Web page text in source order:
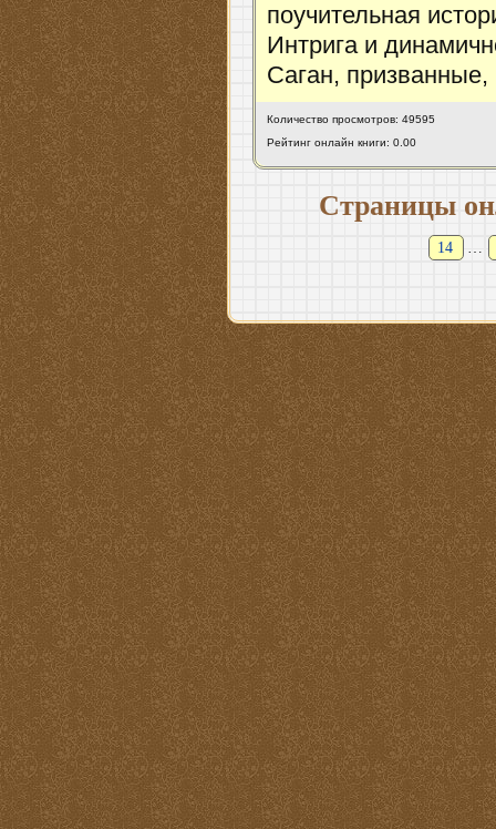
поучительная
Интрига и
Саган,
Количество просмотров: 49595
Рейтинг онлайн книги: 0.00
Страницы
14 …